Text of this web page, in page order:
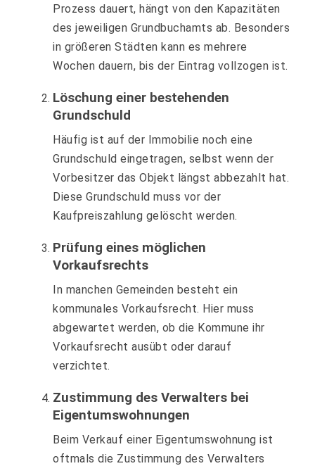
Prozess dauert, hängt von den Kapazitäten
des jeweiligen Grundbuchamts ab. Besonders
in größeren Städten kann es mehrere
Wochen dauern, bis der Eintrag vollzogen ist.
Löschung einer bestehenden
Grundschuld
Häufig ist auf der Immobilie noch eine
Grundschuld eingetragen, selbst wenn der
Vorbesitzer das Objekt längst abbezahlt hat.
Diese Grundschuld muss vor der
Kaufpreiszahlung gelöscht werden.
Prüfung eines möglichen
Vorkaufsrechts
In manchen Gemeinden besteht ein
kommunales Vorkaufsrecht. Hier muss
abgewartet werden, ob die Kommune ihr
Vorkaufsrecht ausübt oder darauf
verzichtet.
Zustimmung des Verwalters bei
Eigentumswohnungen
Beim Verkauf einer Eigentumswohnung ist
oftmals die Zustimmung des Verwalters